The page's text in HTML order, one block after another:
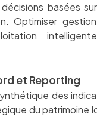
basées
Optimiser
et Reporting
des
du patrimoine